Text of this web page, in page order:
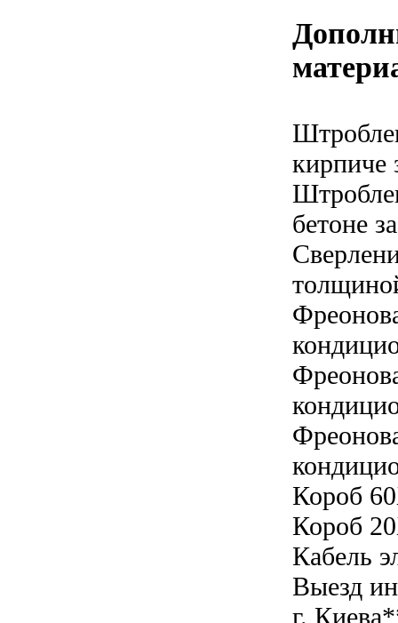
кирпиче
бетоне
Короб
Короб
Кабель
Выезд
г.